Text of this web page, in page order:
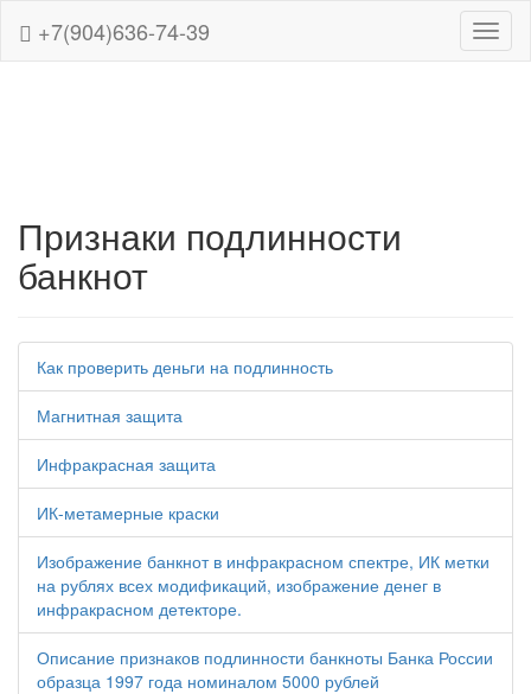
+7(904)636-74-39
Признаки подлинности
банкнот
Как проверить деньги на подлинность
Магнитная защита
Инфракрасная защита
ИК-метамерные краски
Изображение банкнот в инфракрасном спектре, ИК метки
на рублях всех модификаций, изображение денег в
инфракрасном детекторе.
Описание признаков подлинности банкноты Банка России
образца 1997 года номиналом 5000 рублей